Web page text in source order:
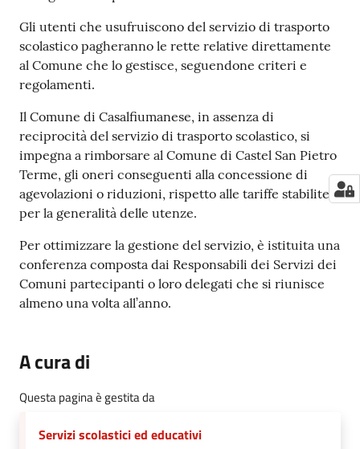
Gli utenti che usufruiscono del servizio di trasporto
scolastico pagheranno le rette relative direttamente
al Comune che lo gestisce, seguendone criteri e
regolamenti.
Il Comune di Casalfiumanese, in assenza di
reciprocità del servizio di trasporto scolastico, si
impegna a rimborsare al Comune di Castel San Pietro
Terme, gli oneri conseguenti alla concessione di
agevolazioni o riduzioni, rispetto alle tariffe stabilite
per la generalità delle utenze.
Per ottimizzare la gestione del servizio, è istituita una
conferenza composta dai Responsabili dei Servizi dei
Comuni partecipanti o loro delegati che si riunisce
almeno una volta all’anno.
A cura di
Questa pagina è gestita da
Servizi scolastici ed educativi